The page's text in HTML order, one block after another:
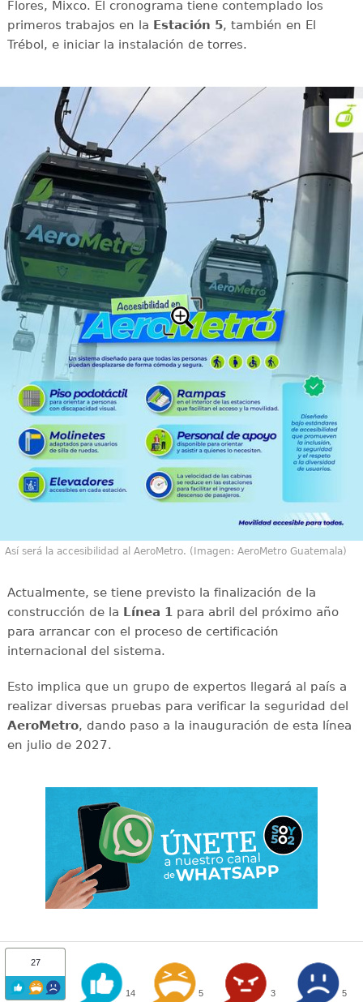
Flores, Mixco. El cronograma tiene contemplado los
primeros trabajos en la Estación 5, también en El
Trébol, e iniciar la instalación de torres.
Así será la accesibilidad al AeroMetro. (Imagen: AeroMetro Guatemala)
Actualmente, se tiene previsto la finalización de la
construcción de la Línea 1 para abril del próximo año
para arrancar con el proceso de certificación
internacional del sistema.
Esto implica que un grupo de expertos llegará al país a
realizar diversas pruebas para verificar la seguridad del
AeroMetro, dando paso a la inauguración de esta línea
en julio de 2027.
27
14 5 3 5